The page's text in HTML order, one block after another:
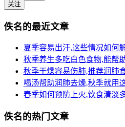
关注
佚名的最近文章
夏季容易出汗,这些情况如何
秋季养生多吃白色食物,能帮
秋季干燥容易伤肺,推荐润肺
喝汤帮助润肺去燥,秋季就用
春季如何预防上火,饮食清淡
佚名的热门文章